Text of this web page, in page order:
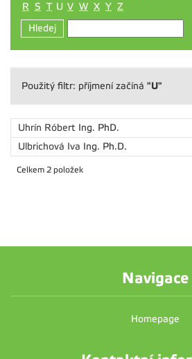
R S T U V W X Y Z
Hledej
Použitý filtr: příjmení začíná "U"
Uhrín Róbert Ing. PhD.
Ulbrichová Iva Ing. Ph.D.
Celkem 2 položek
Navigace
Homepage